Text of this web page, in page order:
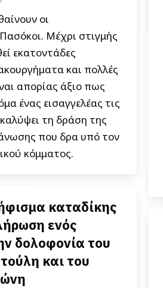
οι
Μέχρι στιγμής
εκατοντάδες
και πολλές
απορίας άξιο πως
ένας εισαγγελέας τις
τη δράση της
που δρα υπό τον
κόμματος.
καταδίκης
ενός
δολοφονία του
και του